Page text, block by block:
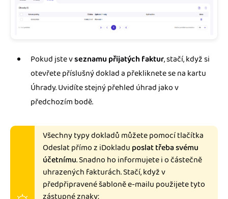
Pokud jste vseznamu přijatých faktur, stačí, když si
otevřete příslušný doklad a překliknete se na kartu
Úhrady. Uvidíte stejný přehled úhrad jako v
předchozím bodě.
Všechny typy dokladů můžete pomocí tlačítka
Odeslat přímo z iDokladu poslat třeba svému
účetnímu. Snadno ho informujete i o částečně
uhrazených fakturách. Stačí, když v
předpřipravené šabloně e-mailu použijete tyto